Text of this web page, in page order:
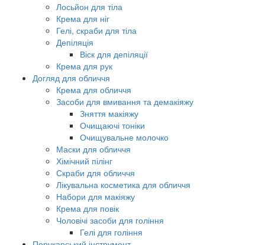
Лосьйон для тіла
Крема для ніг
Гелі, скраби для тіла
Депіляція
Віск для депіляції
Крема для рук
Догляд для обличчя
Крема для обличчя
Засоби для вмивання та демакіяжу
Зняття макіяжу
Очищаючі тоніки
Очищувальне молочко
Маски для обличчя
Хімічний пілінг
Скраби для обличчя
Лікувальна косметика для обличчя
Набори для макіяжу
Крема для повік
Чоловічі засоби для гоління
Гелі для гоління